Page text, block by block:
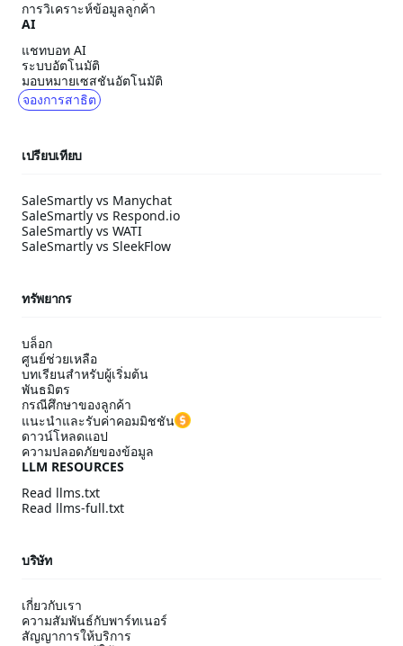
การวิเคราะห์ข้อมูลลูกค้า
AI
แชทบอท AI
ระบบอัตโนมัติ
มอบหมายเซสชันอัตโนมัติ
จองการสาธิต
เปรียบเทียบ
SaleSmartly vs Manychat
SaleSmartly vs Respond.io
SaleSmartly vs WATI
SaleSmartly vs SleekFlow
ทรัพยากร
บล็อก
ศูนย์ช่วยเหลือ
บทเรียนสำหรับผู้เริ่มต้น
พันธมิตร
กรณีศึกษาของลูกค้า
แนะนำและรับค่าคอมมิชชัน
ดาวน์โหลดแอป
ความปลอดภัยของข้อมูล
LLM RESOURCES
Read llms.txt
Read llms-full.txt
บริษัท
เกี่ยวกับเรา
ความสัมพันธ์กับพาร์ทเนอร์
สัญญาการให้บริการ